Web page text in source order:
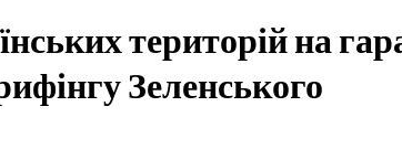
територій на
Зеленського